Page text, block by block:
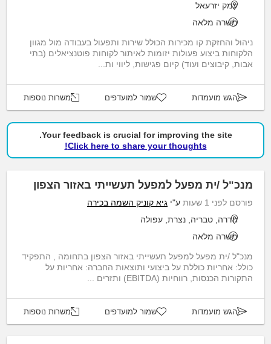
עמק יזרעאל
משרה מלאה
ניהול והחזקת קו מכירות הכולל שירות ותפעול בעבודה מול מגוון
הלקוחות ביצוע פעולות יזומות לאיתור לקוחות פוטנציאלים (בתי
אבות, קיבוצים ועוד) קיום פגישות, ליווי ות...
הגש מועמדות שמור למועדפים משרות נוספות
Your feedback is crucial for improving the site.
Click here to share your thoughts!
מנכ"ל /ית מפעל למפעל תעשייתי באזור הצפון
פורסם לפני 1 שעות ע"י גיא קוניק השמה בכירה
חדרה, טבריה, נצרת, עפולה
משרה מלאה
מנכ"ל /ית מפעל למפעל תעשייתי באזור הצפון בתחומה , התפקיד
כולל: אחריות כוללת על ביצועי ותוצאות החברה: אחריות על
התקורות הכנסות, רווחיות (EBITDA) ותזרים ...
הגש מועמדות שמור למועדפים משרות נוספות